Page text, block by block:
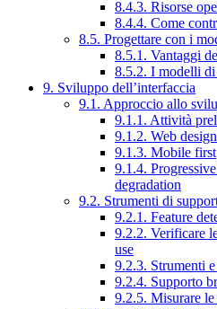
8.4.3. Risorse
8.4.4. Come
8.5. Progettare con i
8.5.1. Vantaggi
8.5.2. I modelli
9. Sviluppo dell’interfaccia
9.1. Approccio allo
9.1.1. Attività
9.1.2. Web
9.1.3. Mobile first
9.1.4.
degradation
9.2. Strumenti di
9.2.1. Feature
9.2.2. Verificare
use
9.2.3. Strumenti
9.2.4. Supporto
9.2.5. Misurare le